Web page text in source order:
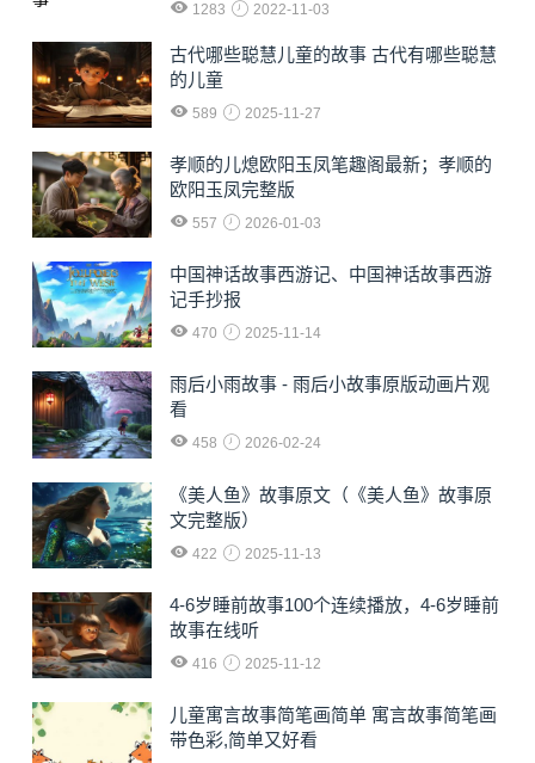
1283 2022-11-03
古代哪些聪慧儿童的故事 古代有哪些聪慧
的儿童
589 2025-11-27
孝顺的儿熄欧阳玉凤笔趣阁最新；孝顺的
欧阳玉凤完整版
557 2026-01-03
中国神话故事西游记、中国神话故事西游
记手抄报
470 2025-11-14
雨后小雨故事 - 雨后小故事原版动画片观
看
458 2026-02-24
《美人鱼》故事原文（《美人鱼》故事原
文完整版）
422 2025-11-13
4-6岁睡前故事100个连续播放，4-6岁睡前
故事在线听
416 2025-11-12
儿童寓言故事简笔画简单 寓言故事简笔画
带色彩,简单又好看